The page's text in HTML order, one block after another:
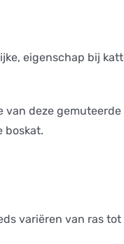
eigenschap bij
deze
boskat.
variëren van ras tot